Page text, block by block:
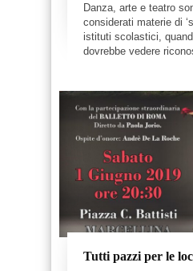
Danza, arte e teatro
considerati materie di
istituti scolastici,
dovrebbe vedere
Tutti pazzi per le